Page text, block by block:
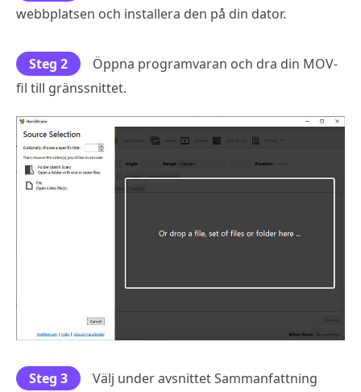
webbplatsen och installera den på din dator.
Steg 2
Öppna programvaran och dra din MOV-
fil till gränssnittet.
Steg 3
Välj under avsnittet Sammanfattning